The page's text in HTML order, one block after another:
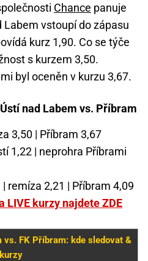
Chance panuje
Labem vstoupí do zápasu
kurz 1,90. Co se týče
s kurzem 3,50.
byl oceněn v kurzu 3,67.
nad Labem vs. Příbram
3,50 | Příbram 3,67
1,22 | neprohra Příbrami
| remíza 2,21 | Příbram 4,09
LIVE kurzy najdete ZDE
vs. FK Příbram: kde sledovat &
kurzy